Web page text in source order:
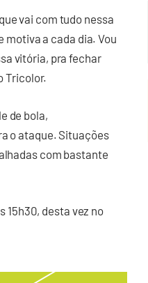
vai com tudo nessa
a cada dia. Vou
vitória, pra fechar
Tricolor.
de bola,
o ataque. Situações
com bastante
15h30, desta vez no